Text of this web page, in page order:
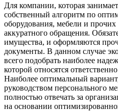
Для компании, которая
собственный алгоритм по
оборудования, мебели и
аккуратного обращения.
имущества, и оформляются
документы. В данном случае
всего подобрать наиболее
которой относятся
Наиболее оптимальный
руководством персонального
полностью отвечать за
на основании